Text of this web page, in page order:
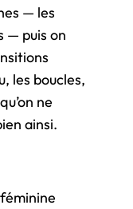
— les
— puis on
les boucles,
ne
ainsi.